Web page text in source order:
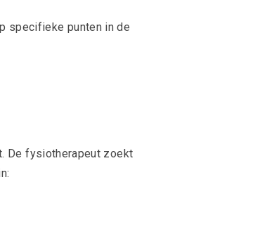
specifieke punten in de
De fysiotherapeut zoekt